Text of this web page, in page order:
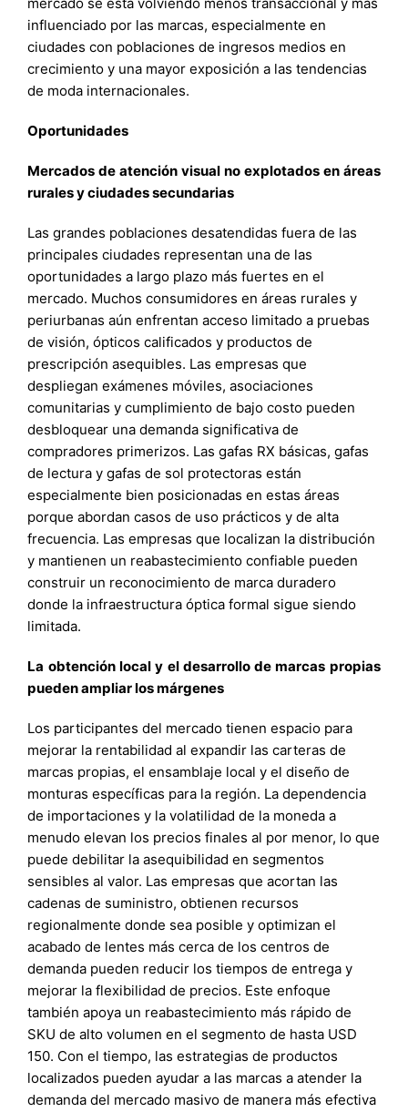
influenciado por las marcas, especialmente en
ciudades con poblaciones de ingresos medios en
crecimiento y una mayor exposición a las tendencias
de moda internacionales.
Oportunidades
Mercados de atención visual no explotados en áreas
rurales y ciudades secundarias
Las grandes poblaciones desatendidas fuera de las
principales ciudades representan una de las
oportunidades a largo plazo más fuertes en el
mercado. Muchos consumidores en áreas rurales y
periurbanas aún enfrentan acceso limitado a pruebas
de visión, ópticos calificados y productos de
prescripción asequibles. Las empresas que
despliegan exámenes móviles, asociaciones
comunitarias y cumplimiento de bajo costo pueden
desbloquear una demanda significativa de
compradores primerizos. Las gafas RX básicas, gafas
de lectura y gafas de sol protectoras están
especialmente bien posicionadas en estas áreas
porque abordan casos de uso prácticos y de alta
frecuencia. Las empresas que localizan la distribución
y mantienen un reabastecimiento confiable pueden
construir un reconocimiento de marca duradero
donde la infraestructura óptica formal sigue siendo
limitada.
La obtención local y el desarrollo de marcas propias
pueden ampliar los márgenes
Los participantes del mercado tienen espacio para
mejorar la rentabilidad al expandir las carteras de
marcas propias, el ensamblaje local y el diseño de
monturas específicas para la región. La dependencia
de importaciones y la volatilidad de la moneda a
menudo elevan los precios finales al por menor, lo que
puede debilitar la asequibilidad en segmentos
sensibles al valor. Las empresas que acortan las
cadenas de suministro, obtienen recursos
regionalmente donde sea posible y optimizan el
acabado de lentes más cerca de los centros de
demanda pueden reducir los tiempos de entrega y
mejorar la flexibilidad de precios. Este enfoque
también apoya un reabastecimiento más rápido de
SKU de alto volumen en el segmento de hasta USD
150. Con el tiempo, las estrategias de productos
localizados pueden ayudar a las marcas a atender la
demanda del mercado masivo de manera más efectiva